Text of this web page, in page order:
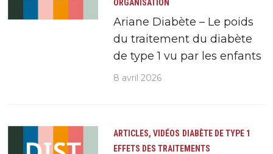
ORGANISATION
Ariane Diabète – Le poids
du traitement du diabète
de type 1 vu par les enfants
8 avril 2026
ARTICLES, VIDÉOS DIABÈTE DE TYPE 1
EFFETS DES TRAITEMENTS